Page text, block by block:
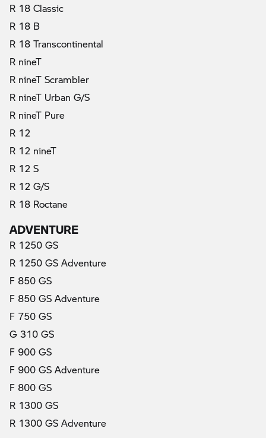
R 18 Classic
R 18 B
R 18 Transcontinental
R nineT
R nineT Scrambler
R nineT Urban G/S
R nineT Pure
R 12
R 12 nineT
R 12 S
R 12 G/S
R 18 Roctane
ADVENTURE
R 1250 GS
R 1250 GS Adventure
F 850 GS
F 850 GS Adventure
F 750 GS
G 310 GS
F 900 GS
F 900 GS Adventure
F 800 GS
R 1300 GS
R 1300 GS Adventure